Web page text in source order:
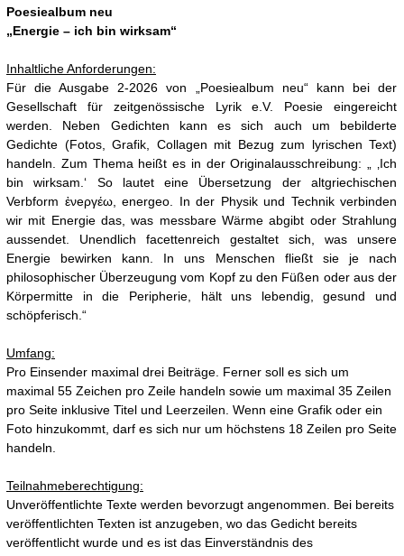
Poesiealbum neu
„Energie – ich bin wirksam“
Inhaltliche Anforderungen:
Für die Ausgabe 2-2026 von „Poesiealbum neu“ kann bei der
Gesellschaft für zeitgenössische Lyrik e.V. Poesie eingereicht
werden. Neben Gedichten kann es sich auch um bebilderte
Gedichte (Fotos, Grafik, Collagen mit Bezug zum lyrischen Text)
handeln. Zum Thema heißt es in der Originalausschreibung: „ ‚Ich
bin wirksam.‘ So lautet eine Übersetzung der altgriechischen
Verbform ἐνeργέω, energeo. In der Physik und Technik verbinden
wir mit Energie das, was messbare Wärme abgibt oder Strahlung
aussendet. Unendlich facettenreich gestaltet sich, was unsere
Energie bewirken kann. In uns Menschen fließt sie je nach
philosophischer Überzeugung vom Kopf zu den Füßen oder aus der
Körpermitte in die Peripherie, hält uns lebendig, gesund und
schöpferisch.“
Umfang:
Pro Einsender maximal drei Beiträge. Ferner soll es sich um
maximal 55 Zeichen pro Zeile handeln sowie um maximal 35 Zeilen
pro Seite inklusive Titel und Leerzeilen. Wenn eine Grafik oder ein
Foto hinzukommt, darf es sich nur um höchstens 18 Zeilen pro Seite
handeln.
Teilnahmeberechtigung:
Unveröffentlichte Texte werden bevorzugt angenommen. Bei bereits
veröffentlichten Texten ist anzugeben, wo das Gedicht bereits
veröffentlicht wurde und es ist das Einverständnis des